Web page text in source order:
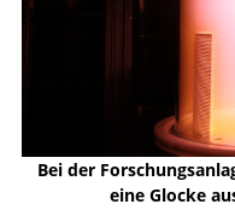
Bei der
eine Glocke